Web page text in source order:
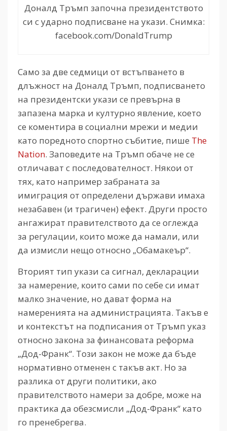
Доналд Тръмп започна президентството
си с ударно подписване на укази. Снимка:
facebook.com/DonaldTrump
Само за две седмици от встъпването в
длъжност на Доналд Тръмп, подписването
на президентски укази се превърна в
запазена марка и културно явление, което
се коментира в социални мрежи и медии
като поредното спортно събитие, пише The
Nation. Заповедите на Тръмп обаче не се
отличават с последователност. Някои от
тях, като например забраната за
имиграция от определени държави имаха
незабавен (и трагичен) ефект. Други просто
ангажират правителството да се оглежда
за регулации, които може да намали, или
да измисли нещо относно „Обамакеър“.
Вторият тип укази са сигнал, декларации
за намерение, които сами по себе си имат
малко значение, но дават форма на
намеренията на администрацията. Такъв е
и контекстът на подписания от Тръмп указ
относно закона за финансовата реформа
„Дод-Франк“. Този закон не може да бъде
нормативно отменен с такъв акт. Но за
разлика от други политики, ако
правителството намери за добре, може на
практика да обезсмисли „Дод-Франк“ като
го пренебрегва.